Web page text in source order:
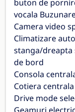
buton de
vocala
Camera video
Climatizare
stanga/dreapta
de bord
Consola
Cotiera
Drive mode